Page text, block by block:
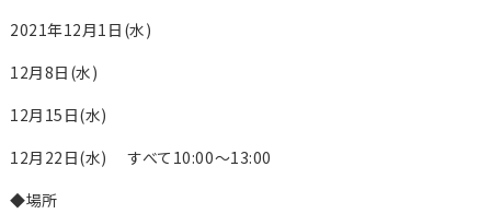
2021年12月1日(水)
12月8日(水)
12月15日(水)
12月22日(水) すべて10:00～13:00
◆場所